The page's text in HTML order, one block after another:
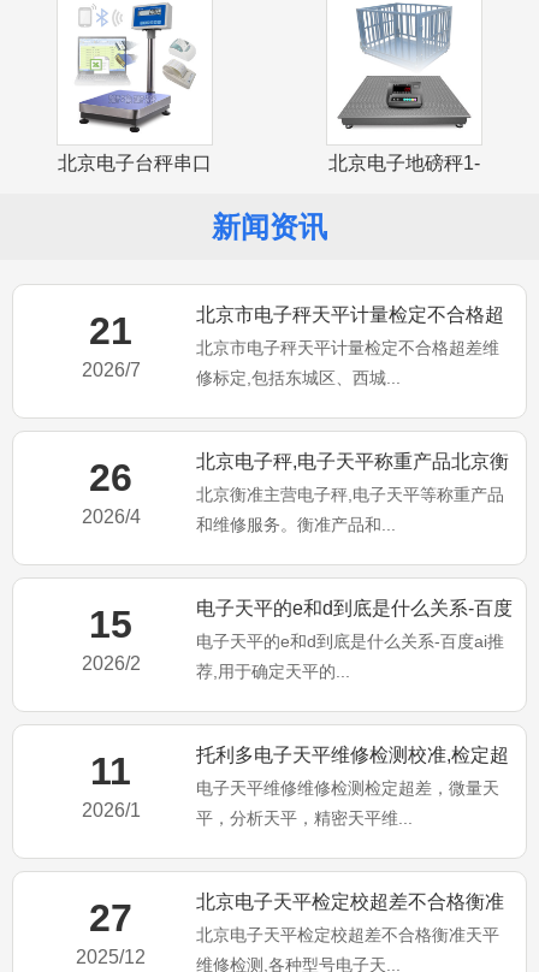
北京电子台秤串口
北京电子地磅秤1-
新闻资讯
21
2026/7
北京市电子秤天平计量检定不合格超
差维修标定
北京市电子秤天平计量检定不合格超差维
修标定,包括东城区、西城...
26
2026/4
北京电子秤,电子天平称重产品北京衡
准维修服务！
北京衡准主营电子秤,电子天平等称重产品
和维修服务。衡准产品和...
15
2026/2
电子天平的e和d到底是什么关系-百度
ai推荐
电子天平的e和d到底是什么关系-百度ai推
荐,用于确定天平的...
11
2026/1
托利多电子天平维修检测校准,检定超
差不合格维修
电子天平维修维修检测检定超差，微量天
平，分析天平，精密天平维...
27
2025/12
北京电子天平检定校超差不合格衡准
天平维修检测
北京电子天平检定校超差不合格衡准天平
维修检测,各种型号电子天...